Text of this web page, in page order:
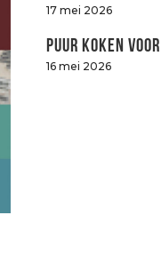
17 mei 2026
Puur koken
16 mei 2026